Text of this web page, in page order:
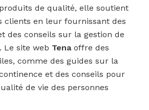
de qualité, elle soutient
clients en leur fournissant des
des conseils sur la gestion de
Le site web Tenaoffre des
comme des guides sur la
et des conseils pour
de vie des personnes